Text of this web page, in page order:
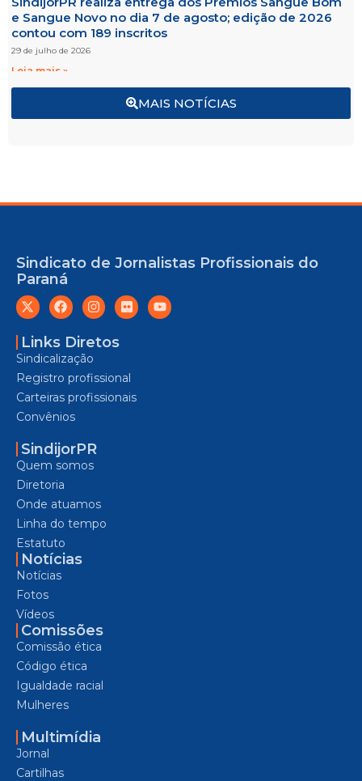
MAIS NOTÍCIAS
e Sangue Novo no dia 7 de agosto; edição de 2026
contou com 189 inscritos
29 de julho de 2026
Leia mais »
Sindicato de Jornalistas Profissionais do
Paraná
Links Diretos
Sindicalização
Registro profissional
Carteiras profissionais
Convênios
SindijorPR
Quem somos
Diretoria
Onde atuamos
Linha do tempo
Estatuto
Notícias
Notícias
Fotos
Vídeos
Comissões
Comissão ética
Código ética
Igualdade racial
Mulheres
Multimídia
Jornal
Cartilhas